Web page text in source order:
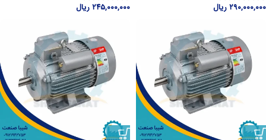
۲۹۰,۰۰۰,۰۰۰ریال ۲۴۵,۰۰۰,۰۰۰ریال